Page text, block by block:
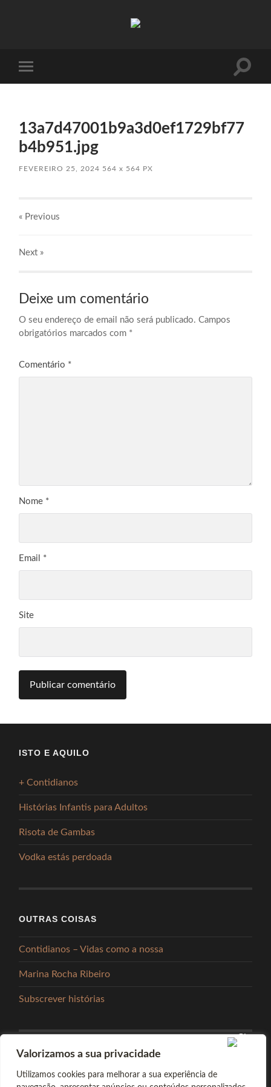
Valorizamos a sua privacidade
Utilizamos cookies para melhorar a sua experiência de
mobile
Toggle
13a7d47001b9a3d0ef1729bf77
b4b951.jpg
FEVEREIRO 25, 2024 564x 564 PX
« Previous
Next »
Deixe um comentário
O seu endereço de email não será publicado. Campos
obrigatórios marcados com *
Comentário *
Nome *
Email *
Site
ISTO E AQUILO
+ Contidianos
Histórias Infantis para Adultos
Risota de Gambas
Vodka estás perdoada
OUTRAS COISAS
Contidianos – Vidas como a nossa
Marina Rocha Ribeiro
Subscrever histórias